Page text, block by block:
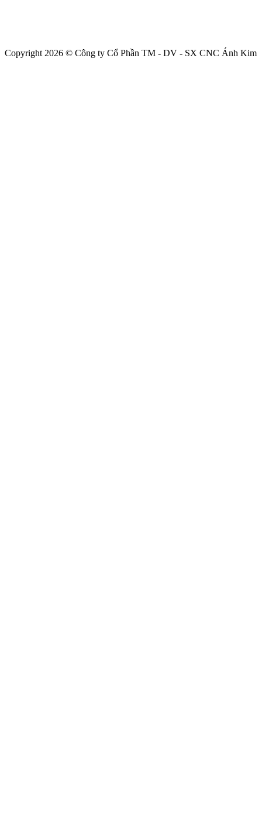
Copyright 2026 © Công ty Cổ Phần TM - DV - SX CNC Ánh Kim